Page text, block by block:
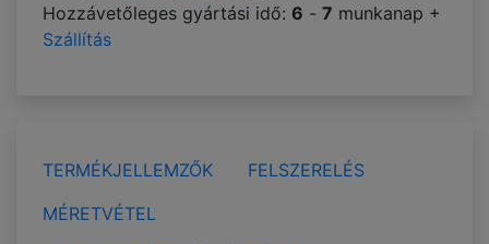
Hozzávetőleges gyártási idő: 6 - 7 munkanap +
Szállítás
TERMÉKJELLEMZŐK
FELSZERELÉS
MÉRETVÉTEL